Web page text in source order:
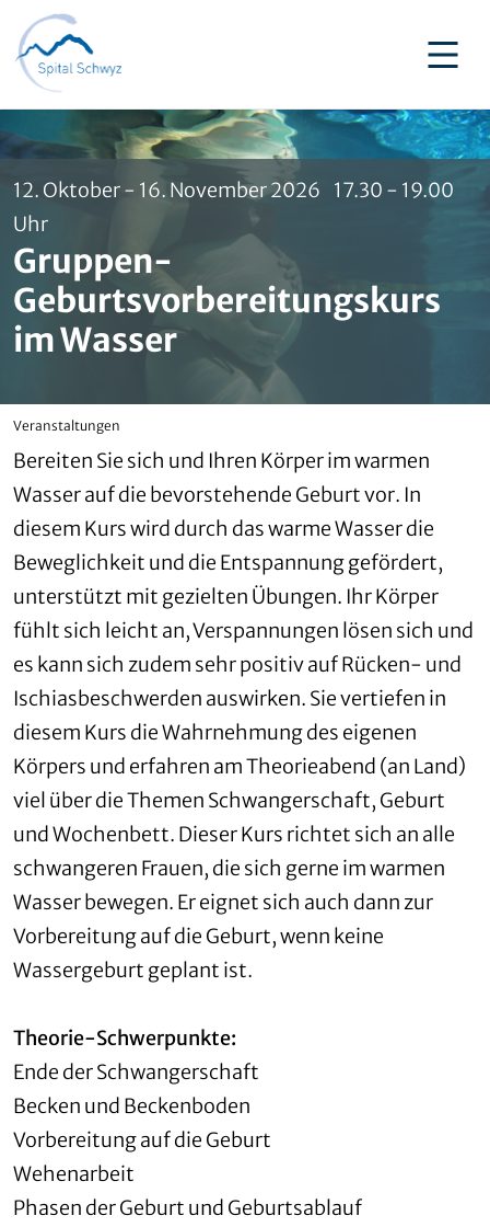
12. Oktober - 16. November 2026 17.30 - 19.00
Uhr
Gruppen-
Geburtsvorbereitungskurs
im Wasser
Veranstaltungen
Bereiten Sie sich und Ihren Körper im warmen
Wasser auf die bevorstehende Geburt vor. In
diesem Kurs wird durch das warme Wasser die
Beweglichkeit und die Entspannung gefördert,
unterstützt mit gezielten Übungen. Ihr Körper
fühlt sich leicht an, Verspannungen lösen sich und
es kann sich zudem sehr positiv auf Rücken- und
Ischiasbeschwerden auswirken. Sie vertiefen in
diesem Kurs die Wahrnehmung des eigenen
Körpers und erfahren am Theorieabend (an Land)
viel über die Themen Schwangerschaft, Geburt
und Wochenbett. Dieser Kurs richtet sich an alle
schwangeren Frauen, die sich gerne im warmen
Wasser bewegen. Er eignet sich auch dann zur
Vorbereitung auf die Geburt, wenn keine
Wassergeburt geplant ist.
Theorie-Schwerpunkte:
Ende der Schwangerschaft
Becken und Beckenboden
Vorbereitung auf die Geburt
Wehenarbeit
Phasen der Geburt und Geburtsablauf